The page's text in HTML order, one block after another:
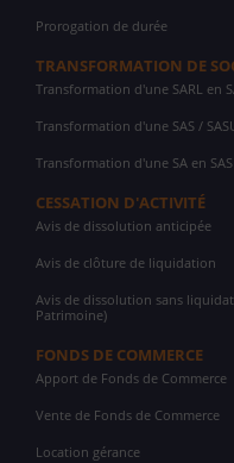
Prorogation de durée
TRANSFORMATION DE
Transformation d'une SARL en
Transformation d'une SAS /
Transformation d'une SA en SAS
CESSATION D'ACTIVITÉ
Avis de dissolution anticipée
Avis de clôture de liquidation
Avis de dissolution sans
Patrimoine)
FONDS DE COMMERCE
Apport de Fonds de Commerce
Vente de Fonds de Commerce
Location gérance